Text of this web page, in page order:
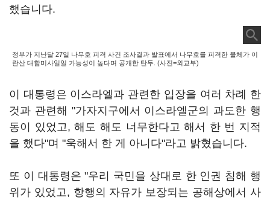
했습니다.
정부가 지난달 27일 나무호 피격 사건 조사결과 발표에서 나무호를 피격한 물체가 이
란산 대함미사일일 가능성이 높다며 공개한 탄두. (사진=외교부)
이 대통령은 이스라엘과 관련한 입장을 여러 차례 한
것과 관련해 "가자지구에서 이스라엘군의 과도한 행
동이 있었고, 해도 해도 너무한다고 해서 한 번 지적
을 했다"며 "욱해서 한 게 아니다"라고 밝혔습니다.
또 이 대통령은 "우리 국민을 상대로 한 인권 침해 행
위가 있었고, 항행의 자유가 보장되는 공해상에서 사